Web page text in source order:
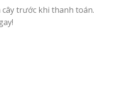
trước khi thanh toán.